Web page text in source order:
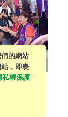
探訪愛維
的網站
，即表
私權保護